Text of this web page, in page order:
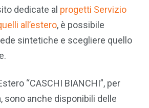
dedicate al progetti Servizio
all’estero, è possibile
sintetiche e scegliere quello
“CASCHI BIANCHI”, per
sono anche disponibili delle